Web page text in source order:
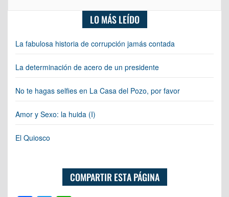
LO MÁS LEÍDO
La fabulosa historia de corrupción jamás contada
La determinación de acero de un presidente
No te hagas selfies en La Casa del Pozo, por favor
Amor y Sexo: la huida (I)
El Quiosco
COMPARTIR ESTA PÁGINA